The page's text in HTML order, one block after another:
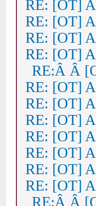
RE: [OT]
RE: [OT]
RE: [OT]
RE: [OT]
RE:Â Â
RE: [OT]
RE: [OT]
RE: [OT]
RE: [OT]
RE: [OT]
RE: [OT]
RE: [OT]
RE:Â Â